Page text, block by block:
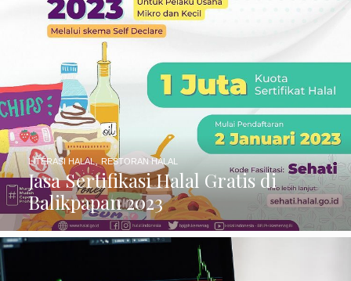
Jasa Sertifikasi Halal Gratis di
Balikpapan 2023
LITERASI HALAL, RESTORAN HALAL